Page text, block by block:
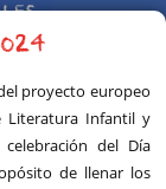
proyecto europeo
Literatura Infantil y
celebración del Día
de llenar los